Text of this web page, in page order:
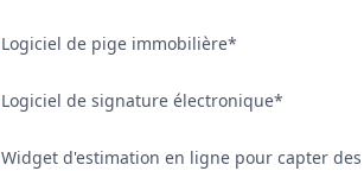
Logiciel de pige immobilière*
Logiciel de signature électronique*
Widget d'estimation en ligne pour capter des